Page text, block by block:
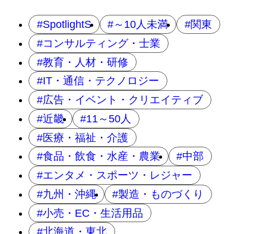
SpotlightS ～10人未満
関東
コンサルティング・士業
教育・人材・研修
IT・通信・テクノロジー
広告・イベント・クリエイティブ
近畿
11～50人
医療・福祉・介護
食品・飲食・水産・農業
中部
エンタメ・スポーツ・レジャー
九州・沖縄
製造・ものづくり
小売・EC・生活用品